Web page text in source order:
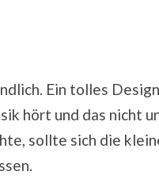
Ein tolles
hört und das nicht
sollte sich die